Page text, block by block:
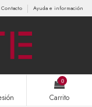
Contacto Ayuda e información
0
Carrito